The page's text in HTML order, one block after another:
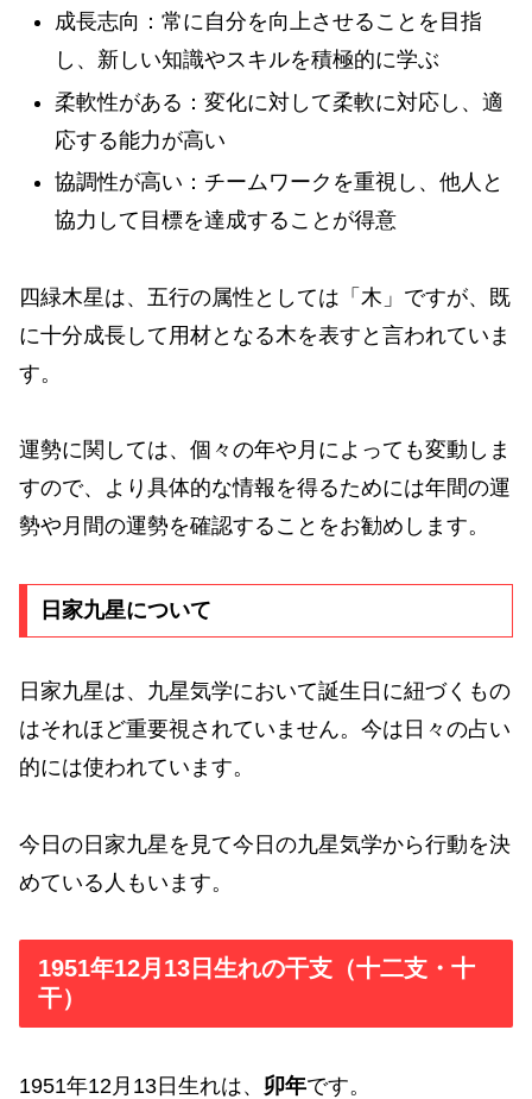
成長志向：常に自分を向上させることを目指
し、新しい知識やスキルを積極的に学ぶ
柔軟性がある：変化に対して柔軟に対応し、適
応する能力が高い
協調性が高い：チームワークを重視し、他人と
協力して目標を達成することが得意
四緑木星は、五行の属性としては「木」ですが、既
に十分成長して用材となる木を表すと言われていま
す。
運勢に関しては、個々の年や月によっても変動しま
すので、より具体的な情報を得るためには年間の運
勢や月間の運勢を確認することをお勧めします。
日家九星について
日家九星は、九星気学において誕生日に紐づくもの
はそれほど重要視されていません。今は日々の占い
的には使われています。
今日の日家九星を見て今日の九星気学から行動を決
めている人もいます。
1951年12月13日生れの干支（十二支・十
干）
1951年12月13日生れは、 卯年です。